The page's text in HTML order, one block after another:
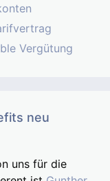
Vergütung
neu
uns für die